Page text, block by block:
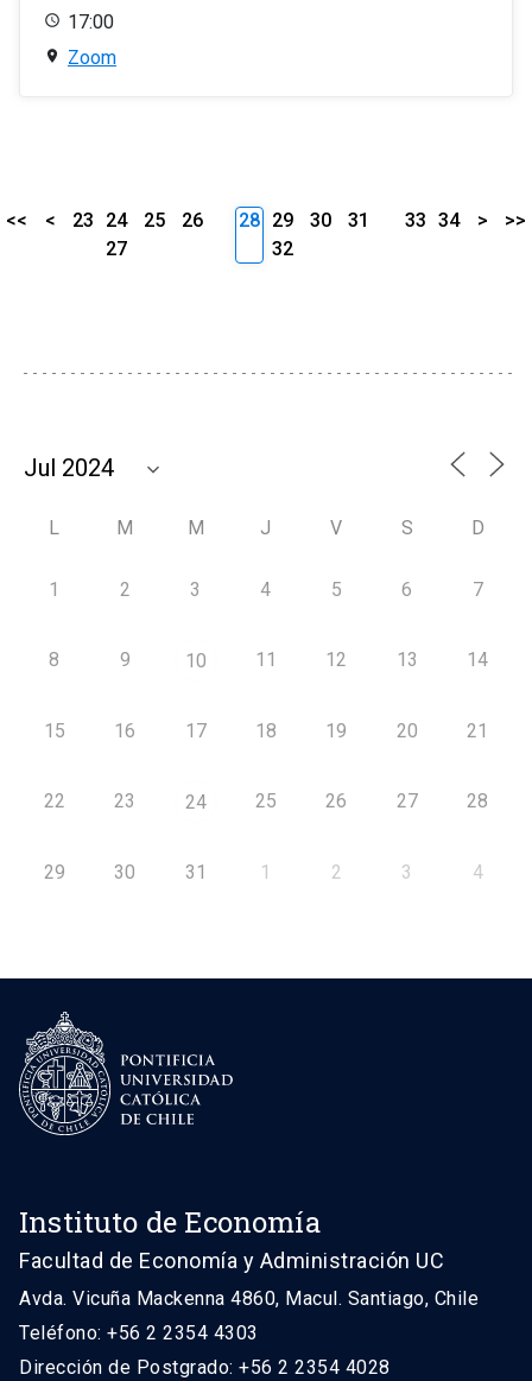
17:00
Zoom
<< < 23 24 25
26
27
28 29 30
31
32
33 34 > >>
L M M J V S D
1 2 3 4 5 6 7
8 9 10 11 12 13 14
15 16 17 18 19 20 21
22 23 24 25 26 27 28
29 30 31 1 2 3 4
Instituto de Economía
Facultad de Economía y Administración UC
Avda. Vicuña Mackenna 4860, Macul. Santiago, Chile
Teléfono: +56 2 2354 4303
Dirección de Postgrado: +56 2 2354 4028